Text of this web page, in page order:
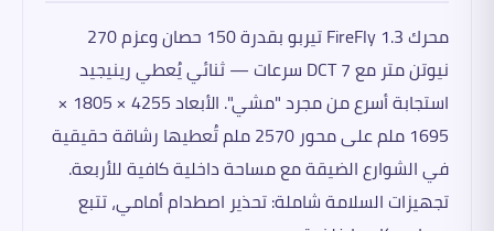
محرك 1.3 FireFly تيربو بقدرة 150 حصان وعزم 270
نيوتن متر مع DCT 7 سرعات — ثنائي يُعطي رينيجيد
استجابة أسرع من مجرد "مشي". الأبعاد 4255 × 1805 ×
1695 ملم على محور 2570 ملم تُعطيها رشاقة حقيقية
في الشوارع الضيقة مع مساحة داخلية كافية للأربعة.
تجهيزات السلامة شاملة: تحذير اصطدام أمامي، تتبع